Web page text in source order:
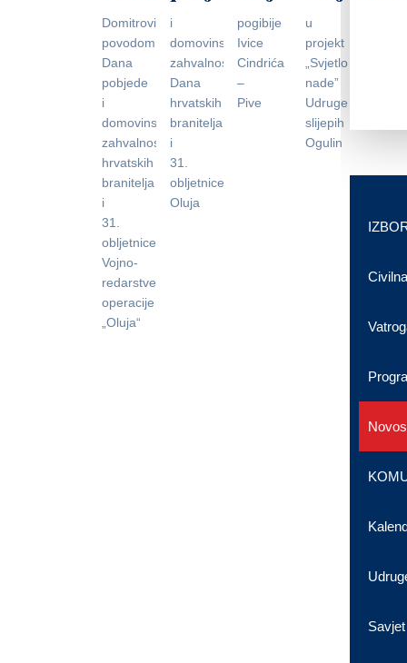
Domitrovića
povodom
Dana
pobjede
i
domovinske
zahvalnosti,Dana
hrvatskih
branitelja
i
31.
obljetnice
Vojno-
redarstvene
operacije
„Oluja“
i
domovinske
zahvalnosti,
Dana
hrvatskih
branitelja
i
31.
obljetniceVRO
Oluja
pogibije
Ivice
Cindrića
–
Pive
u
projekt
„Svjetlo
nade”
Udruge
slijepih
Ogulin